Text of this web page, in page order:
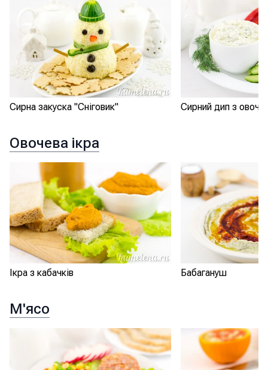
Сирна закуска "Сніговик" Сирний дип з
Овочева ікра
Ікра з кабачків Бабагануш
М'ясо